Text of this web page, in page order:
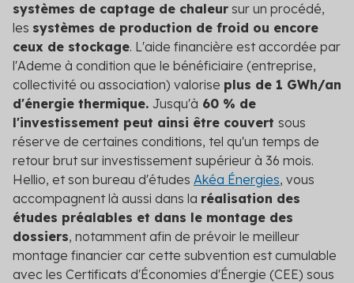
systèmes de captage de chaleur sur un procédé,
les systèmes de production de froid ou encore
ceux de stockage. L'aide financière est accordée par
l'Ademe à condition que le bénéficiaire (entreprise,
collectivité ou association) valorise plus de 1 GWh/an
d'énergie thermique. Jusqu'à 60 % de
l'investissement peut ainsi être couvert sous
réserve de certaines conditions, tel qu'un temps de
retour brut sur investissement supérieur à 36 mois.
Hellio, et son bureau d'études Akéa Énergies, vous
accompagnent là aussi dans la réalisation des
études préalables et dans le montage des
dossiers, notamment afin de prévoir le meilleur
montage financier car cette subvention est cumulable
avec les Certificats d'Économies d'Énergie (CEE) sous